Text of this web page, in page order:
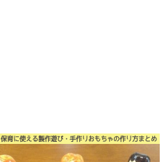
保育に使える製作遊び・手作りおもちゃの作り方まとめ